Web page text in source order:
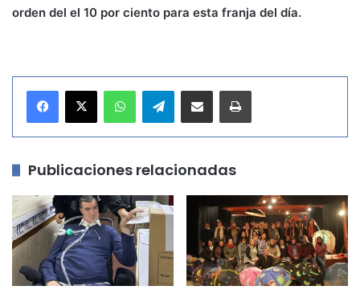
orden del el 10 por ciento para esta franja del día.
Telegram
Publicaciones relacionadas